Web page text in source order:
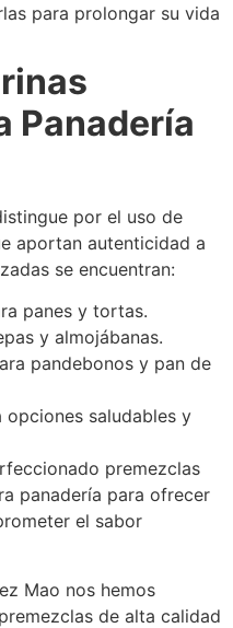
para prolongar su vida
Panadería
por el uso de
aportan autenticidad a
se encuentran:
panes y tortas.
y almojábanas.
pandebonos y pan de
opciones saludables y
premezclas
panadería para ofrecer
el sabor
Mao nos hemos
de alta calidad